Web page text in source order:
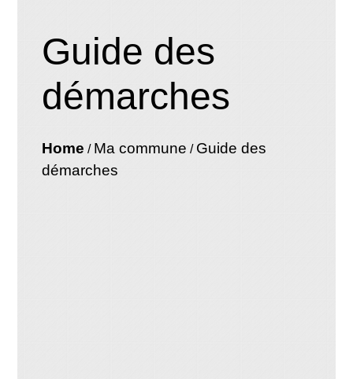
Guide des
démarches
Home / Ma commune / Guide des
démarches